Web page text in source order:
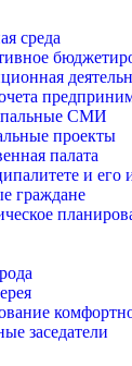
среда
СМИ
проекты
палата
и его
граждане
заседатели